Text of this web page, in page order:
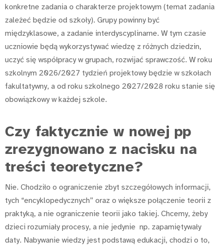
konkretne zadania o charakterze projektowym (temat zadania
zależeć będzie od szkoły). Grupy powinny być
międzyklasowe, a zadanie interdyscyplinarne. W tym czasie
uczniowie będą wykorzystywać wiedzę z różnych dziedzin,
uczyć się współpracy w grupach, rozwijać sprawczość. W roku
szkolnym 2026/2027 tydzień projektowy będzie w szkołach
fakultatywny, a od roku szkolnego 2027/2028 roku stanie się
obowiązkowy w każdej szkole.
Czy faktycznie w nowej pp
zrezygnowano z nacisku na
treści teoretyczne?
Nie. Chodziło o ograniczenie zbyt szczegółowych informacji,
tych “encyklopedycznych” oraz o większe połączenie teorii z
praktyką, a nie ograniczenie teorii jako takiej. Chcemy, żeby
dzieci rozumiały procesy, a nie jedynie np. zapamiętywały
daty. Nabywanie wiedzy jest podstawą edukacji, chodzi o to,